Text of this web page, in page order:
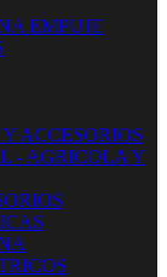
EMPUJE
ACCESORIOS
- AGRICOLA Y